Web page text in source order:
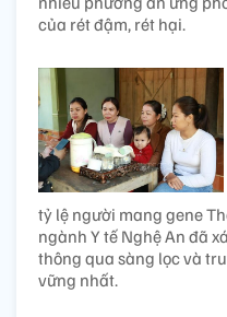
của rét đậm, rét hại.
tỷ lệ người mang gene
ngành Y tế Nghệ An đã
thông qua sàng lọc và
vững nhất.